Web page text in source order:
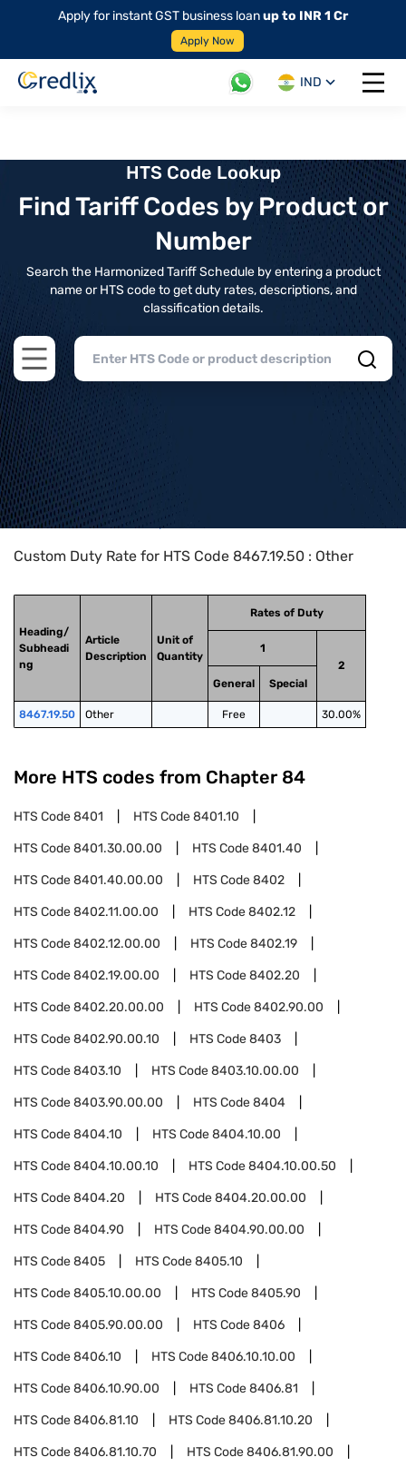
Apply for instant GST business loanup to INR 1 Cr
Apply Now
IND
Open
HTS Code Lookup
Find Tariff Codes by Product or
Number
Search the Harmonized Tariff Schedule by entering a product
name or HTS code to get duty rates, descriptions, and
classification details.
Open main menu
Home>HTS Codes> Chapter
Custom Duty Rate for HTS Code 8467.19.50 : Other
Heading/
Subheadi
ng
Article
Description
Unit of
Quantity
Rates of Duty
1
2
General
Special
8467.19.50 Other Free 30.00%
More HTS codes from Chapter 84
HTS Code8401 HTS Code8401.10
HTS Code8401.30.00.00 HTS Code8401.40
HTS Code8401.40.00.00 HTS Code8402
HTS Code8402.11.00.00 HTS Code8402.12
HTS Code8402.12.00.00 HTS Code8402.19
HTS Code8402.19.00.00 HTS Code8402.20
HTS Code8402.20.00.00 HTS Code8402.90.00
HTS Code8402.90.00.10 HTS Code8403
HTS Code8403.10 HTS Code8403.10.00.00
HTS Code8403.90.00.00 HTS Code8404
HTS Code8404.10 HTS Code8404.10.00
HTS Code8404.10.00.10 HTS Code8404.10.00.50
HTS Code8404.20 HTS Code8404.20.00.00
HTS Code8404.90 HTS Code8404.90.00.00
HTS Code8405 HTS Code8405.10
HTS Code8405.10.00.00 HTS Code8405.90
HTS Code8405.90.00.00 HTS Code8406
HTS Code8406.10 HTS Code8406.10.10.00
HTS Code8406.10.90.00 HTS Code8406.81
HTS Code8406.81.10 HTS Code8406.81.10.20
HTS Code8406.81.10.70 HTS Code8406.81.90.00